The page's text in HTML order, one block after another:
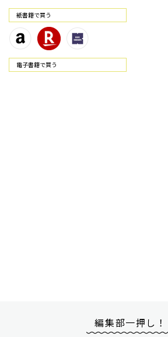
紙書籍で買う
電⼦書籍で買う
編集部一押し！